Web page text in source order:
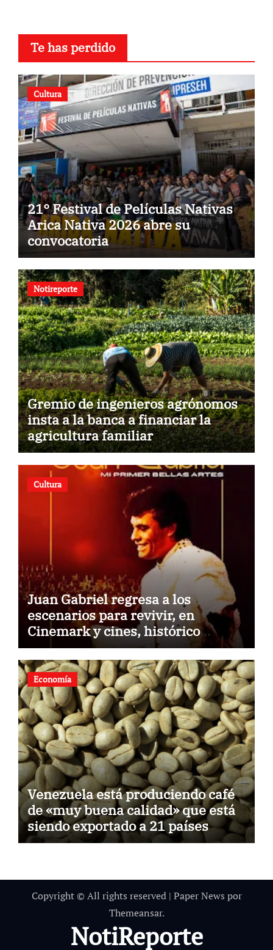
Te has perdido
Cultura
21° Festival de Películas Nativas
Arica Nativa 2026 abre su
convocatoria
Notireporte
Gremio de ingenieros agrónomos
insta a la banca a financiar la
agricultura familiar
Cultura
Juan Gabriel regresa a los
escenarios para revivir, en
Cinemark y cines, histórico
concierto en Palacio de Bellas
Artes
Economía
Venezuela está produciendo café
de «muy buena calidad» que está
siendo exportado a 21 países
Copyright © All rights reserved | Paper News por
Themeansar.
NotiReporte